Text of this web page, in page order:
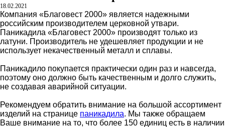
18.02.2021
Компания «Благовест 2000» является надежными
российским производителем церковной утвари.
Паникадила «Благовест 2000» производят только из
латуни. Производитель не удешевляет продукции и не
использует некачественный металл и сплавы.
Паникадило покупается практически один раз и навсегда,
поэтому оно должно быть качественным и долго служить,
не создавая аварийной ситуации.
Рекомендуем обратить внимание на большой ассортимент
изделий на странице паникадила. Мы также обращаем
Ваше внимание на то, что более 150 единиц есть в наличии